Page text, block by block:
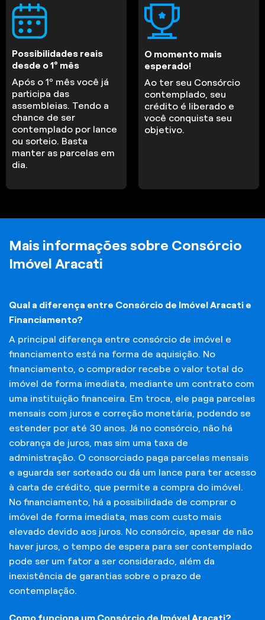
Possibilidades reais
desde o 1º mês
Após o 1º mês você já
participa das
assembleias. Tendo a
chance de ser
contemplado por lance
ou sorteio. Basta
manter as parcelas em
dia.
O momento mais
esperado!
Ao ter seu Consórcio
contemplado, seu
crédito é liberado e
você conquista seu
objetivo.
Mais informações sobre Consórcio
Imóvel Aracati
Qual a diferença entre Consórcio de Imóvel Aracati e
Financiamento?
A principal diferença entre consórcio de imóvel e
financiamento está na forma de aquisição. No
financiamento, o comprador recebe o valor total do
imóvel de forma imediata, mediante um contrato com
uma instituição financeira. Em troca, ele paga parcelas
mensais com juros e correção monetária, podendo se
estender por até 30 anos. Já no consórcio, não há
cobrança de juros, mas sim uma taxa de
administração. O consorciado paga parcelas mensais
e aguarda ser sorteado ou dá um lance para ter acesso
à carta de crédito, que permite a compra do imóvel.
No financiamento, há a possibilidade de comprar o
imóvel de forma imediata, mas com custo mais
elevado devido aos juros. No consórcio, apesar de não
haver juros, o tempo de espera para ser contemplado
pode ser um fator a ser considerado, além da
inexistência de garantias sobre o prazo de
contemplação.